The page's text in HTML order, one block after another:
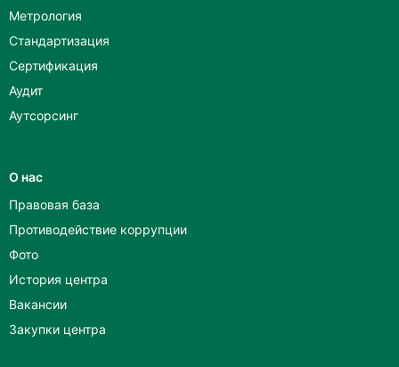
Метрология
Стандартизация
Сертификация
Аудит
Аутсорсинг
О нас
Правовая база
Противодействие коррупции
Фото
История центра
Вакансии
Закупки центра